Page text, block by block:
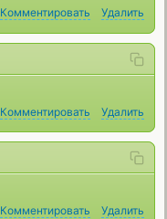
Комментировать Удалить
Комментировать
Удалить
Комментировать Удалить